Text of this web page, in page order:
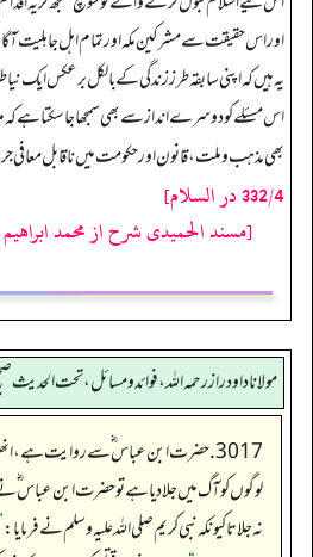
اور اس حقیقت سے مشرکین مکہ اور تمام اہل جاہلیت
یہ ہیں کہ اپنی سابقہ طرز زندگی کے بالکل برعکس ایک نیا
اس مسئلے کو دوسرے انداز سے بھی سمجھا جا سکتا ہے
بھی مذہب وملت، قانون اور حکومت میں ناقابل معافی
332/4 در السلام]
[مسند الحمیدی شرح از محمد
مولانا داود راز رحمه الله، فوائد و مسائل، تحت الحديث
3017. حضرت ابن عباس ؓسے روایت ہے،
لوگوں کو آگ میں جلادیا ہے توحضرت ابن عباس ؓنے
نہ جلاتا کیونکہ نبی کریم صلی اللہ علیہ وسلم نے فرمایا: